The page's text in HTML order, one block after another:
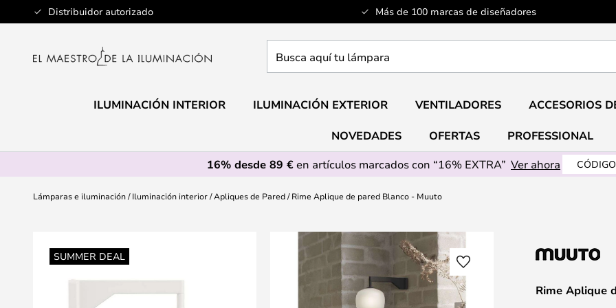
Distribuidor autorizado Más de 100 marcas de diseñadores
Ir
al
aquí
lámpara
ILUMINACIÓN INTERIOR ILUMINACIÓN EXTERIOR VENTILADORES ACCESORIOS
NOVEDADES OFERTAS
PROFESSIONAL
16% desde 89 €en artículos marcados con “16% EXTRA” Ver ahora
Lámparas e iluminación Iluminación interior Apliques de Pared Rime Aplique de pared Blanco - Muuto
SUMMER DEAL
Rime Aplique